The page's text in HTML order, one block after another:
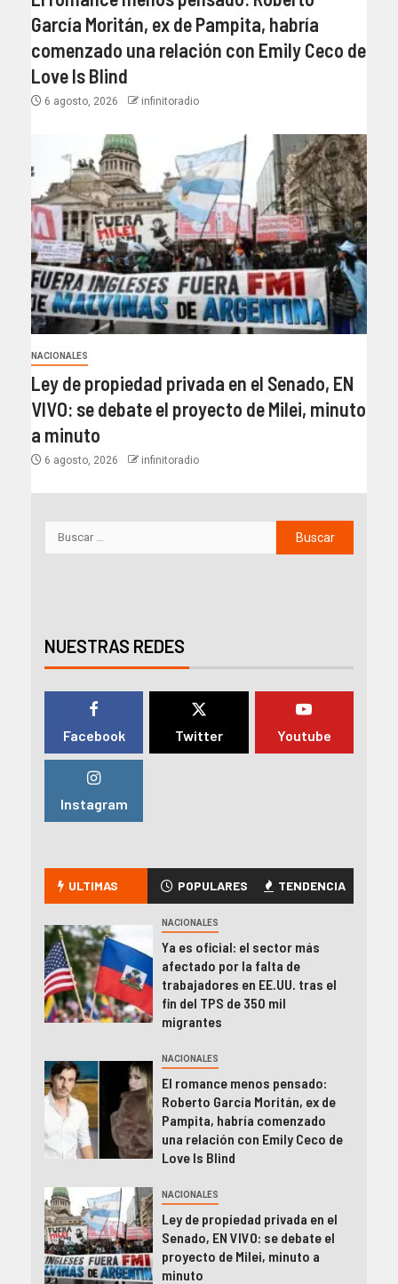
García Moritán, ex de Pampita, habría
comenzado una relación con Emily Ceco de
Love Is Blind
6 agosto, 2026 infinitoradio
NACIONALES
Ley de propiedad privada en el Senado, EN
VIVO: se debate el proyecto de Milei, minuto
a minuto
6 agosto, 2026 infinitoradio
NUESTRAS REDES
Facebook Twitter Youtube
Instagram
ULTIMAS POPULARES TENDENCIA
NACIONALES
Ya es oficial: el sector más
afectado por la falta de
trabajadores en EE.UU. tras el
fin del TPS de 350 mil
migrantes
NACIONALES
El romance menos pensado:
Roberto García Moritán, ex de
Pampita, habría comenzado
una relación con Emily Ceco de
Love Is Blind
NACIONALES
Ley de propiedad privada en el
Senado, EN VIVO: se debate el
proyecto de Milei, minuto a
minuto